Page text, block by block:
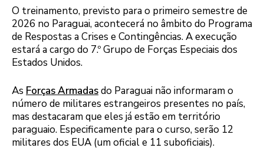
O treinamento, previsto para o primeiro semestre de
2026 no Paraguai, acontecerá no âmbito do Programa
de Respostas a Crises e Contingências. A execução
estará a cargo do 7.º Grupo de Forças Especiais dos
Estados Unidos.
As Forças Armadasdo Paraguai não informaram o
número de militares estrangeiros presentes no país,
mas destacaram que eles já estão em território
paraguaio. Especificamente para o curso, serão 12
militares dos EUA (um oficial e 11 suboficiais).